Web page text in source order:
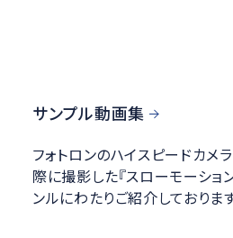
サンプル動画集
フォトロンのハイスピードカメ
際に撮影した『スローモーショ
ンルにわたりご紹介しております